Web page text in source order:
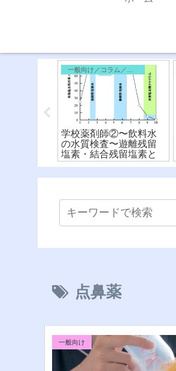
学校薬剤師②〜飲料水
の水質検査〜遊離残留
塩素・結合残留塩素と
消費量・要求量
点鼻薬
一般向け